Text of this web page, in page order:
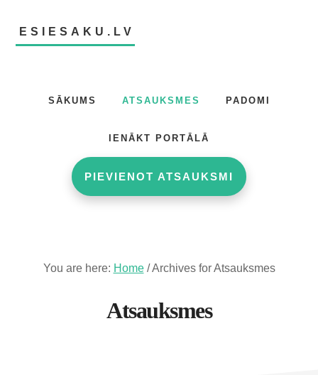
main
footerESIESAKU.LV
SĀKUMS ATSAUKSMES PADOMI
IENĀKT PORTĀLĀ
PIEVIENOT ATSAUKSMI
You are here: Home /Archives for Atsauksmes
Atsauksmes